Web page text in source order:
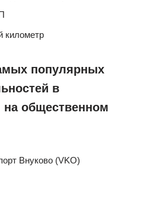
километр
популярных
в
на общественном
Внуково (VKO)